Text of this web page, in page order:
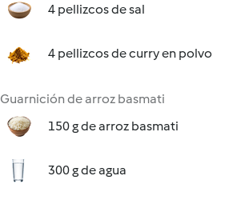
4 pellizcos de sal
4 pellizcos de curry en polvo
Guarnición de arroz basmati
150 g de arroz basmati
300 g de agua